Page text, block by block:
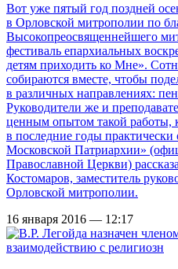
Вот уже пятый год поздней
в Орловской митрополии по
Высокопреосвященнейшего
фестиваль епархиальных
детям приходить ко Мне».
собираются вместе, чтобы
в различных направлениях:
Руководители же и
ценным опытом такой работы,
в последние годы
Московской Патриархии»
Православной Церкви)
Костомаров, заместитель
Орловской митрополии.
16 января 2016 — 12:17